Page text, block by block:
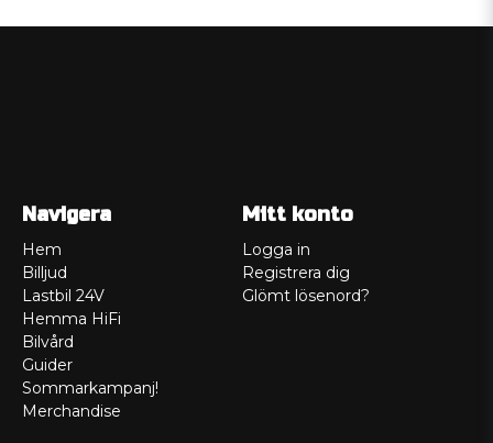
Navigera
Hem
Billjud
Lastbil 24V
Hemma HiFi
Bilvård
Guider
Sommarkampanj!
Merchandise
Mitt konto
Logga in
Registrera dig
Glömt lösenord?